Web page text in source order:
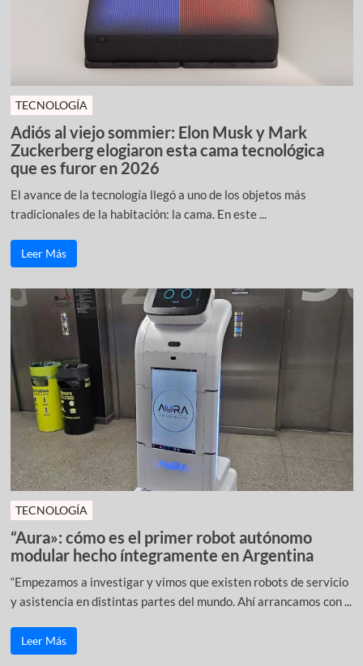
TECNOLOGÍA
Adiós al viejo sommier: Elon Musk y Mark
Zuckerberg elogiaron esta cama tecnológica
que es furor en 2026
El avance de la tecnología llegó a uno de los objetos más
tradicionales de la habitación: la cama. En este ...
Leer Más
TECNOLOGÍA
“Aura»: cómo es el primer robot autónomo
modular hecho íntegramente en Argentina
“Empezamos a investigar y vimos que existen robots de servicio
y asistencia en distintas partes del mundo. Ahí arrancamos con ...
Leer Más